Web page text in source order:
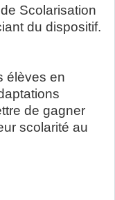
Scolarisation
du dispositif.
élèves en
de gagner
scolarité au